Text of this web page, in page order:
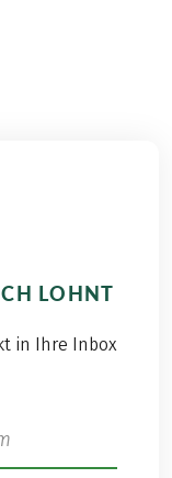
LOHNT
in Ihre Inbox